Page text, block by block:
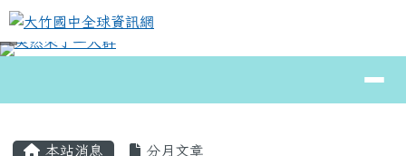
跳至主內容區
大竹國中全球資訊網
⏸
本站消息 分月文章